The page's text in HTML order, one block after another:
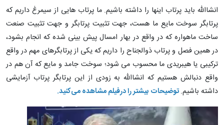
انشاالله باید پرتاب اینها را داشته باشیم. ما پرتاب هایی از سیمرغ داریم که
پرتابگر سوخت مایع ما هست، جهت تثبیت پرتابگر و جهت تثبیت صنعت
ساخت ماهواره که در واقع در بهار امسال پیش بینی شده که انجام بشود،
در همین فصل و پرتاب ذوالجناح را داریم که یکی از پرتابگرهای مهم در واقع
ترکیبی یا هیبریدی ما محسوب می شود؛ سوخت جامد و مایع که آن هم در
واقع دنبالش هستیم که انشاالله به زودی از این پرتابگر پرتاب آزمایشی
داشته باشیم.توضیحات بیشتر را درفیلم مشاهده می‌کنید.